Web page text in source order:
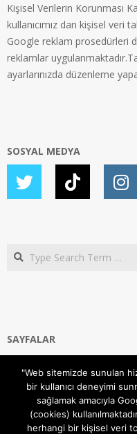
Kişisel Verilerin Korunması
kullanıcımız dan kişisel veri
Google reklam prosedürleri
reklamlar
ayarlarınızda düzenleme
SOSYAL MEDYA
Search
SAYFALAR
Gizlilik ve Çerezler (Cookies)
Hakkımızda
İletişim Kanalları
MODEM KURULUM
"Web sitemizde sunulan
bir kullanıcı deneyimi
sağlamak amacıyla
(cookies)
herhangi bir kişisel veri